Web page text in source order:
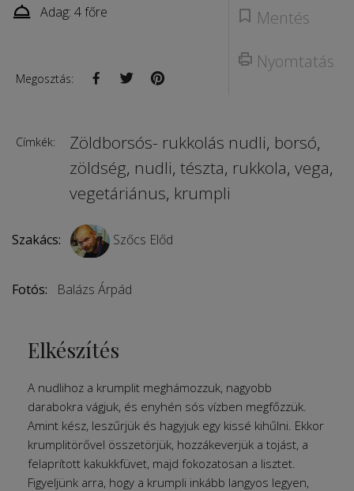
Mentés
Nyomtatás
Adag: 4 főre
Megosztás:
Címkék: Zöldborsós- rukkolás nudli, borsó,
zöldség, nudli, tészta, rukkola, vega,
vegetáriánus, krumpli
Szakács: Szőcs Előd
Fotós: Balázs Árpád
Elkészítés
A nudlihoz a krumplit meghámozzuk, nagyobb
darabokra vágjuk, és enyhén sós vízben megfőzzük.
Amint kész, leszűrjük és hagyjuk egy kissé kihűlni. Ekkor
krumplitörővel összetörjük, hozzákeverjük a tojást, a
felaprított kakukkfüvet, majd fokozatosan a lisztet.
Figyeljünk arra, hogy a krumpli inkább langyos legyen,